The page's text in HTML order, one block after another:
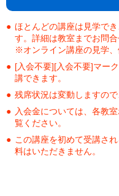
ほとんどの講座は見学で
す。詳細は教室までお問合
※オンライン講座の見学、
[入会不要][入会不要]マー
講できます。
残席状況は変動しますの
入会金については、各教
覧ください。
この講座を初めて受講さ
料はいただきません。